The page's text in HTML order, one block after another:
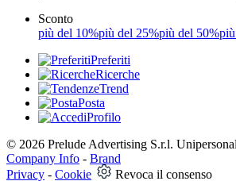
Sconto
più del 10%più del 25%più del 50%
Preferiti
Ricerche
Trend
Posta
Profilo
© 2026 Prelude Advertising S.r.l.
Company Info - Brand
Privacy - Cookie Revoca il consenso